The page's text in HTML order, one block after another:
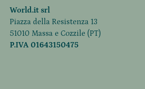
World.it srl
Piazza della Resistenza 13
51010 Massa e Cozzile (PT)
P.IVA 01643150475